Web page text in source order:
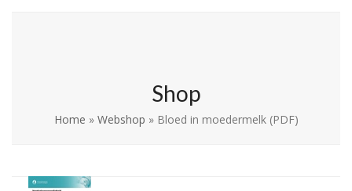
Shop
Home » Webshop » Bloed in moedermelk (PDF)